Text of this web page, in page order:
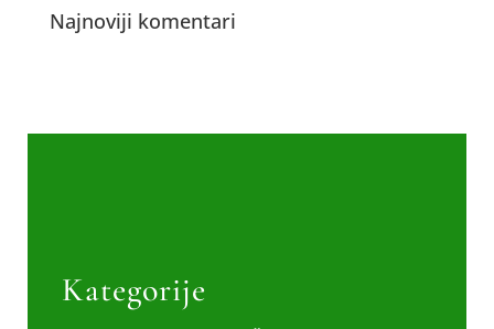
Najnoviji komentari
Kategorije